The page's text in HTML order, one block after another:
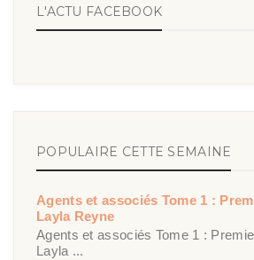
L'ACTU FACEBOOK
POPULAIRE CETTE SEMAINE
Agents et associés Tome 1 :
Layla Reyne
Agents et associés Tome 1 :
Layla ...